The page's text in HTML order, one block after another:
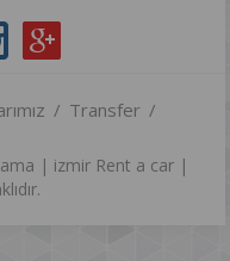
Transfer
| izmir Rent a car |